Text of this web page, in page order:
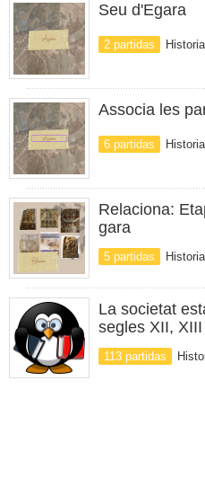
Seu d'Egara
2 partidas Historia
Associa les
6 partidas Historia
Relaciona:
gara
5 partidas Historia
La societat
segles XII,
113 partidas